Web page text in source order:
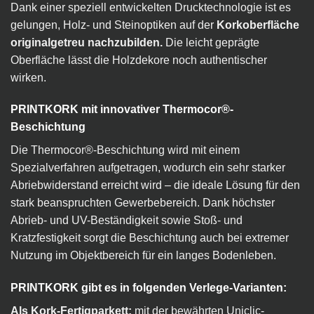
Dank einer speziell entwickelten Drucktechnologie ist es
gelungen, Holz- und Steinoptiken auf der Korkoberfläche
originalgetreu nachzubilden. Die leicht geprägte
Oberfläche lässt die Holzdekore noch authentischer
wirken.
PRINTKORK mit innovativer Thermocor®-
Beschichtung
Die Thermocor®-Beschichtung wird mit einem
Spezialverfahren aufgetragen, wodurch ein sehr starker
Abriebwiderstand erreicht wird – die ideale Lösung für den
stark beanspruchten Gewerbebereich. Dank höchster
Abrieb- und UV-Beständigkeit sowie Stoß- und
Kratzfestigkeit sorgt die Beschichtung auch bei extremer
Nutzung im Objektbereich für ein langes Bodenleben.
PRINTKORK gibt es in folgenden Verlege-Varianten:
Als Kork-Fertigparkett: mit der bewährten Uniclic-